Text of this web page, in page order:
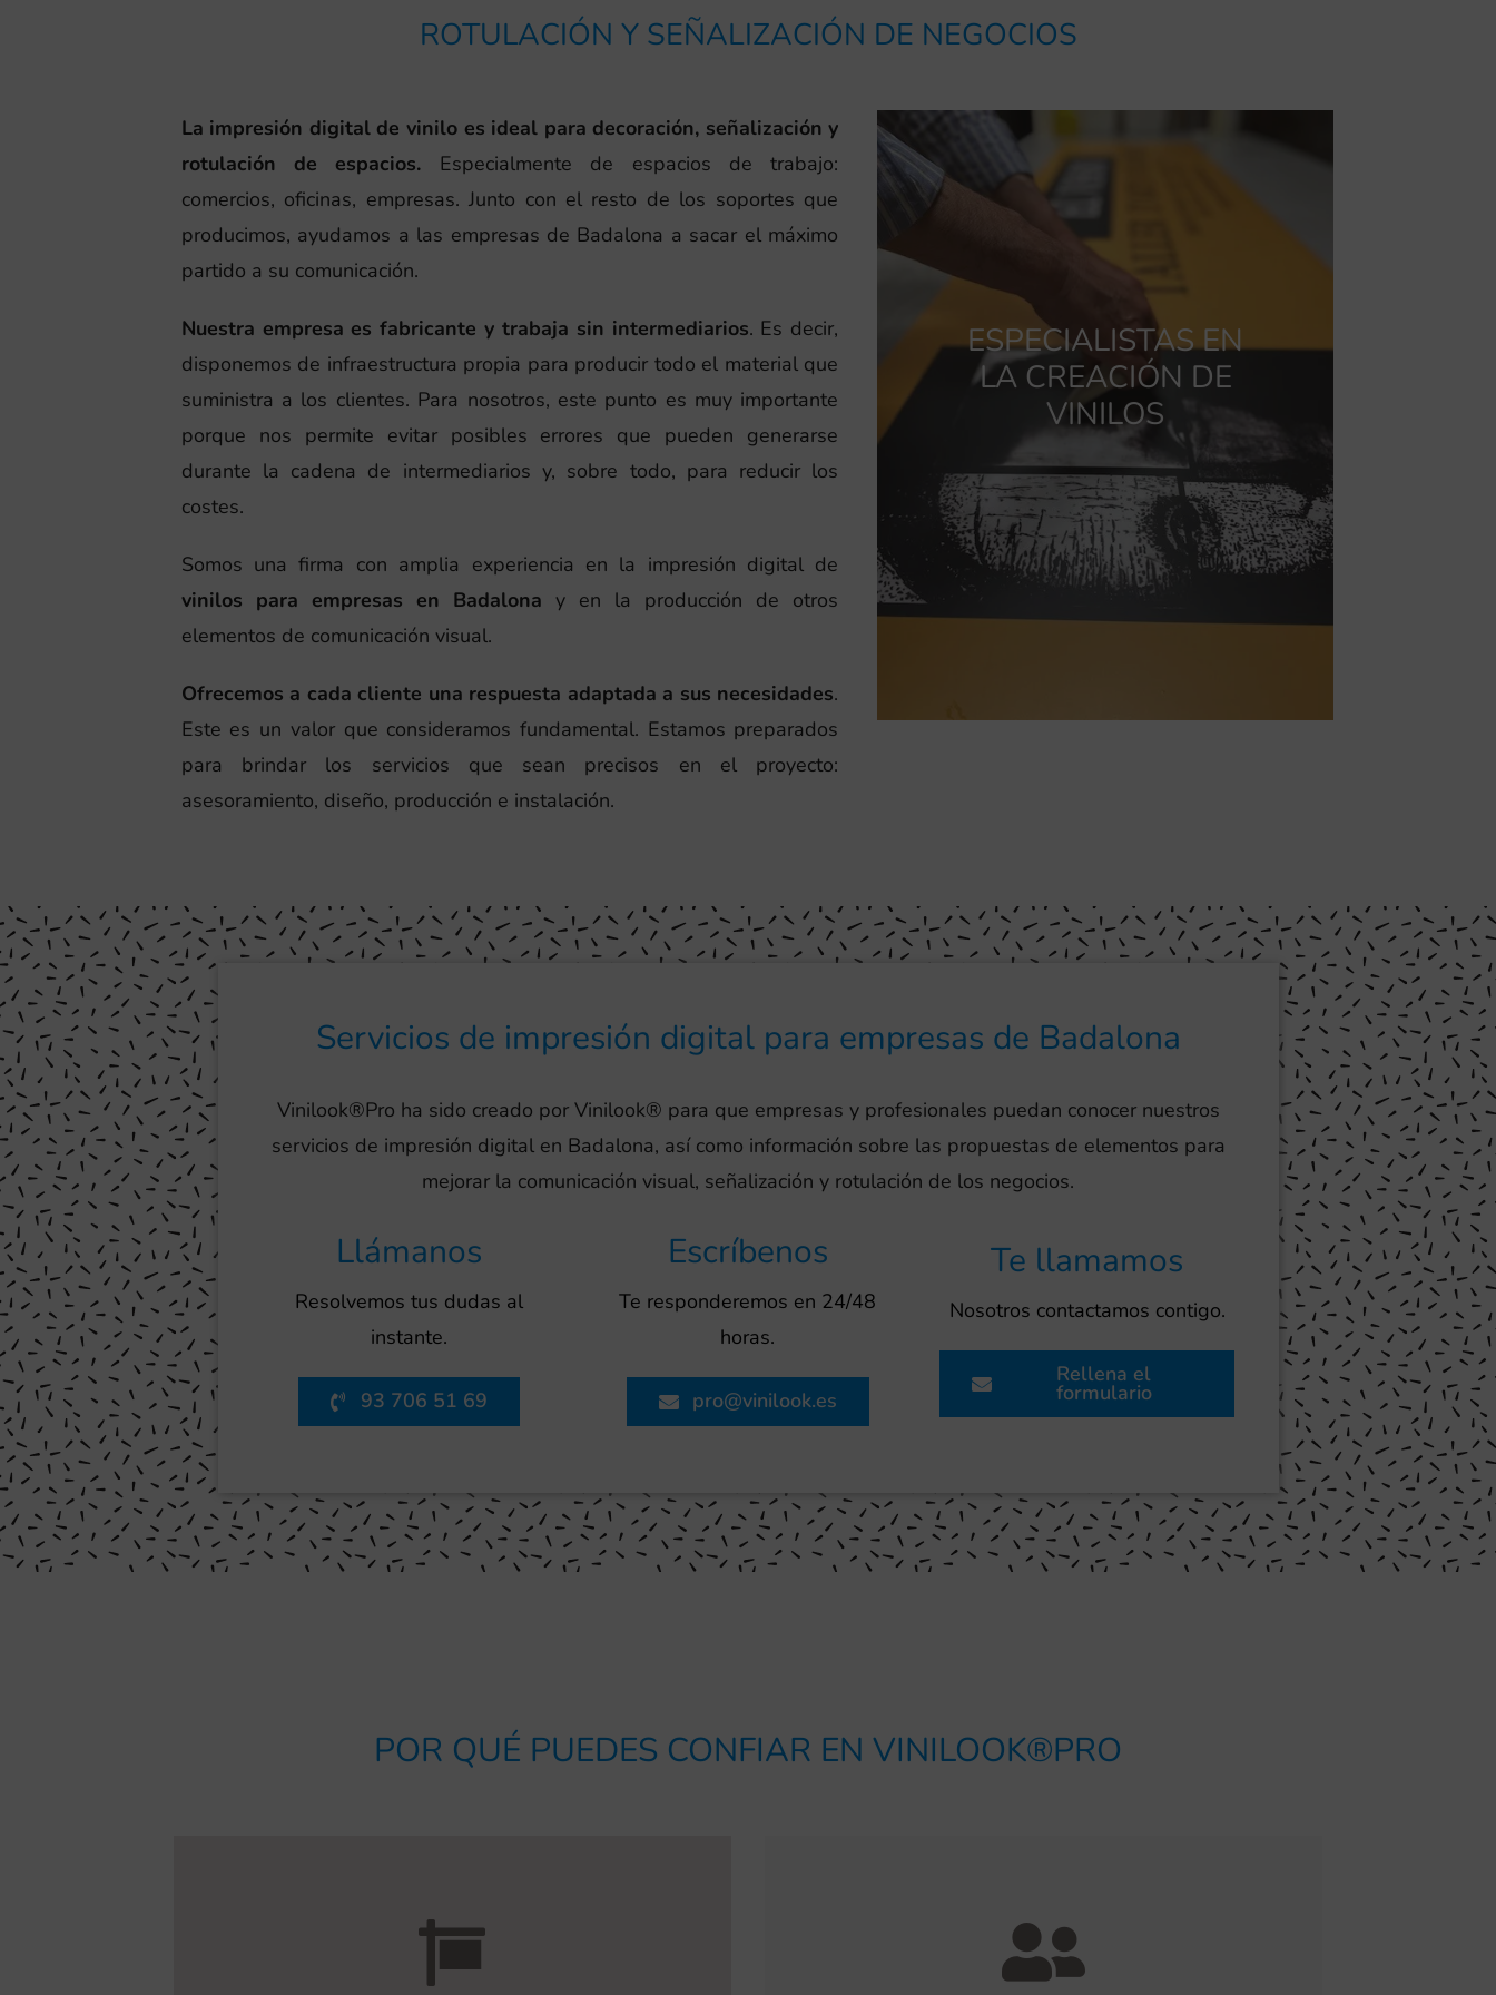
ROTULACIÓN Y SEÑALIZACIÓN DE NEGOCIOS
La impresión digital de vinilo es ideal para decoración, señalización y
rotulación de espacios. Especialmente de espacios de trabajo:
comercios, oficinas, empresas. Junto con el resto de los soportes que
producimos, ayudamos a las empresas de Badalona a sacar el máximo
partido a su comunicación.
Nuestra empresa es fabricante y trabaja sin intermediarios. Es decir,
disponemos de infraestructura propia para producir todo el material que
suministra a los clientes. Para nosotros, este punto es muy importante
porque nos permite evitar posibles errores que pueden generarse
durante la cadena de intermediarios y, sobre todo, para reducir los
costes.
Somos una firma con amplia experiencia en la impresión digital de
vinilos para empresas en Badalona y en la producción de otros
elementos de comunicación visual.
Ofrecemos a cada cliente una respuesta adaptada a sus necesidades.
Este es un valor que consideramos fundamental. Estamos preparados
para brindar los servicios que sean precisos en el proyecto:
asesoramiento, diseño, producción e instalación.
ESPECIALISTAS EN
LA CREACIÓN DE
VINILOS
Servicios de impresión digital para empresas de Badalona
Vinilook®Pro ha sido creado por Vinilook® para que empresas y profesionales puedan conocer nuestros
servicios de impresión digital en Badalona, así como información sobre las propuestas de elementos para
mejorar la comunicación visual, señalización y rotulación de los negocios.
Llámanos
Resolvemos tus dudas al
instante.
93 706 51 69
Escríbenos
Te responderemos en 24/48
horas.
pro@vinilook.es
Te llamamos
Nosotros contactamos contigo.
Rellena el
formulario
POR QUÉ PUEDES CONFIAR EN VINILOOK®PRO
seguridad y funcional se encarga de ofrecer
nuestra empresa. Por eso, si necesitas orientación para
Contamos con experiencia en realizar todas las fases
de un proceso de rotulación o señalización: